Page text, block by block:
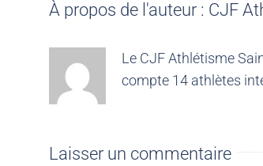
À propos de l'auteur : CJF
Le CJF Athlétisme
compte 14 athlètes
Laisser un commentaire